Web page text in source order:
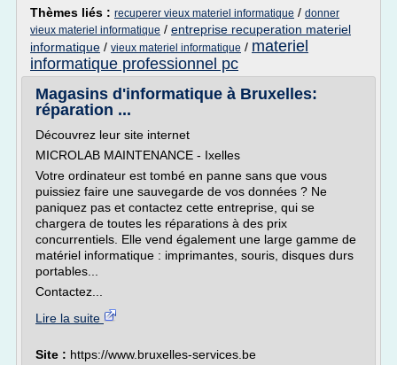
Thèmes liés : recuperer vieux materiel informatique / donner
vieux materiel informatique / entreprise recuperation materiel
informatique / vieux materiel informatique / materiel
informatique professionnel pc
Magasins d'informatique à Bruxelles:
réparation ...
Découvrez leur site internet
MICROLAB MAINTENANCE - Ixelles
Votre ordinateur est tombé en panne sans que vous
puissiez faire une sauvegarde de vos données ? Ne
paniquez pas et contactez cette entreprise, qui se
chargera de toutes les réparations à des prix
concurrentiels. Elle vend également une large gamme de
matériel informatique : imprimantes, souris, disques durs
portables...
Contactez...
Lire la suite
Site : https://www.bruxelles-services.be